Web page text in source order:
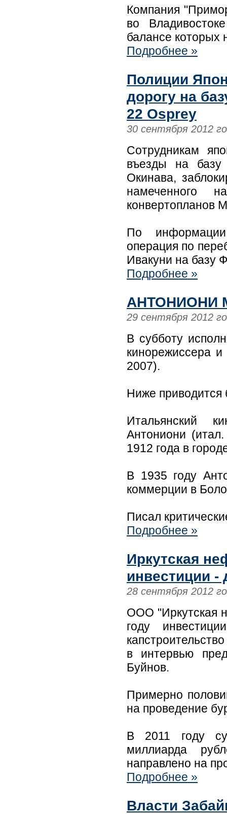
Компания
во
балансе которых
Подробнее »
Полиции
дорогу на
22 Osprey
30 сентября 2012
Сотрудникам
въезды на
Окинава,
намеченного
конвертопланов
По информации
операция по
Ивакуни на базу
Подробнее »
АНТОНИОНИ
29 сентября 2012
В субботу
кинорежиссера
2007).
Ниже приводится
Итальянский
Антониони
1912 года в
В 1935 году
коммерции в
Писал
Подробнее »
Иркутская
инвестиции -
28 сентября 2012
ООО "Иркутская
году
в интервью
Буйнов.
Примерно
на проведение
В 2011 году
миллиарда
направлено на
Подробнее »
Власти